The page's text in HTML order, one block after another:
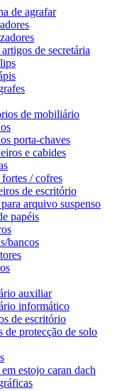
de agrafar
de secretária
de mobiliário
porta-chaves
e cabides
/ cofres
de escritório
arquivo suspenso
papéis
bancos
auxiliar
informático
de escritório
de protecção de solo
estojo caran dach